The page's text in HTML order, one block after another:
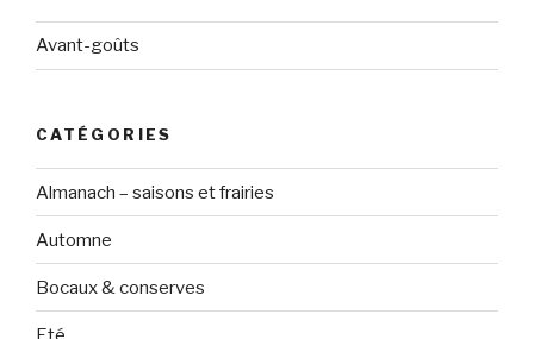
Avant-goûts
CATÉGORIES
Almanach – saisons et frairies
Automne
Bocaux & conserves